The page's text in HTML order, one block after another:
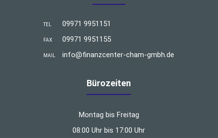
TEL 09971 9951151
FAX 09971 9951155
MAIL info@finanzcenter-cham-gmbh.de
Bürozeiten
Montag bis Freitag
08:00 Uhr bis 17:00 Uhr